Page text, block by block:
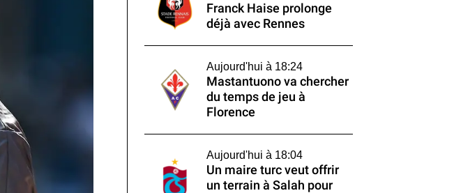
Franck Haise prolonge
déjà avec Rennes
Aujourd'hui à 18:24
Mastantuono va chercher
du temps de jeu à
Florence
Aujourd'hui à 18:04
Un maire turc veut offrir
un terrain à Salah pour